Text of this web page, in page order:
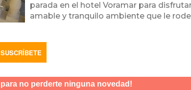
parada en el hotel Voramar para
amable y tranquilo ambiente que le
SUSCRÍBETE